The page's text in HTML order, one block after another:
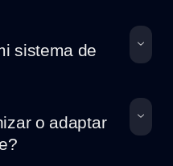
sistema de
o adaptar